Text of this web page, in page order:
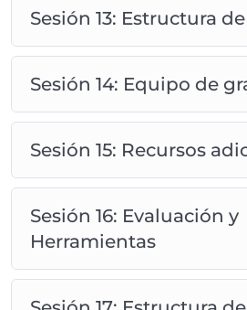
Sesión 13: Estructura
Sesión 14: Equipo de
Sesión 15: Recursos
Sesión 16: Evaluación y
Herramientas